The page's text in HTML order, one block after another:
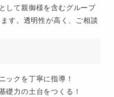
して親御様を含むグループ
す。透明性が高く、ご相談
ックを丁寧に指導！
礎力の土台をつくる！